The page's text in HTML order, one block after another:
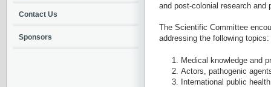
and post-colonial research and
The Scientific Committee
addressing the following topics:
Medical knowledge and
Actors, pathogenic
International public
Contact Us
Sponsors